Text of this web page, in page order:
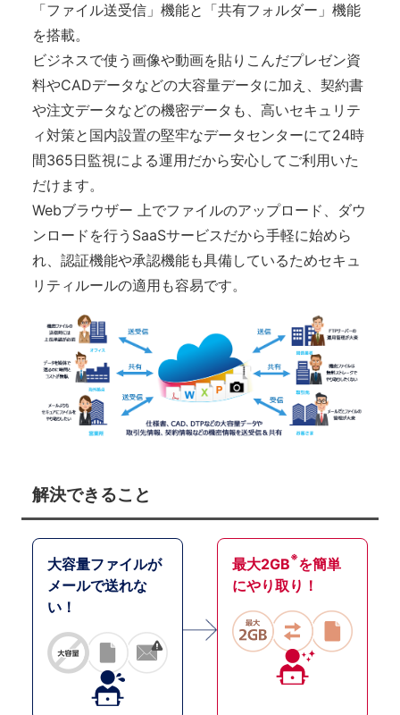
「ファイル送受信」機能と「共有フォルダー」機能
を搭載。
ビジネスで使う画像や動画を貼りこんだプレゼン資
料やCADデータなどの大容量データに加え、契約書
や注文データなどの機密データも、高いセキュリテ
ィ対策と国内設置の堅牢なデータセンターにて24時
間365日監視による運用だから安心してご利用いた
だけます。
Webブラウザー 上でファイルのアップロード、ダウ
ンロードを行うSaaSサービスだから手軽に始めら
れ、認証機能や承認機能も具備しているためセキュ
リティルールの適用も容易です。
解決できること
大容量ファイルが
メールで送れな
い！
最大2GB※を簡単
にやり取り！